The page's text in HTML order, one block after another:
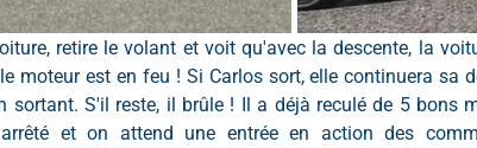
retire le volant et voit qu'avec la descente, la
moteur est en feu ! Si Carlos sort, elle continuera sa
sortant. S'il reste, il brûle ! Il a déjà reculé de 5 bons
et on attend une entrée en action des